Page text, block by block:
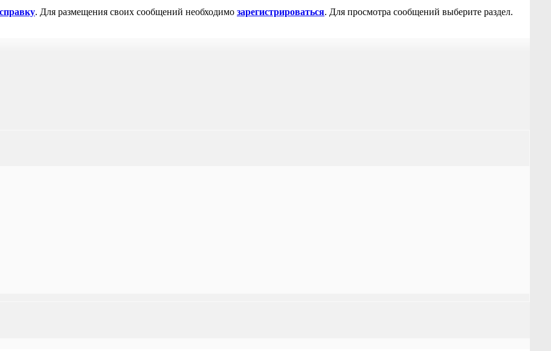
справку. Для размещения своих сообщений необходимо зарегистрироваться. Для просмотра сообщений выберите раздел.